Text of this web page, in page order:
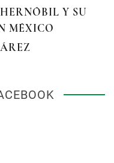
Y SU
MÉXICO